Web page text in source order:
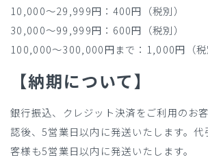
10,000～29,999円：400円（税別）
30,000～99,999円：600円（税別）
100,000～300,000円まで：1,000円（税
【納期について】
銀行振込、クレジット決済をご利用のお
認後、5営業日以内に発送いたします。
客様も5営業日以内に発送いたします。